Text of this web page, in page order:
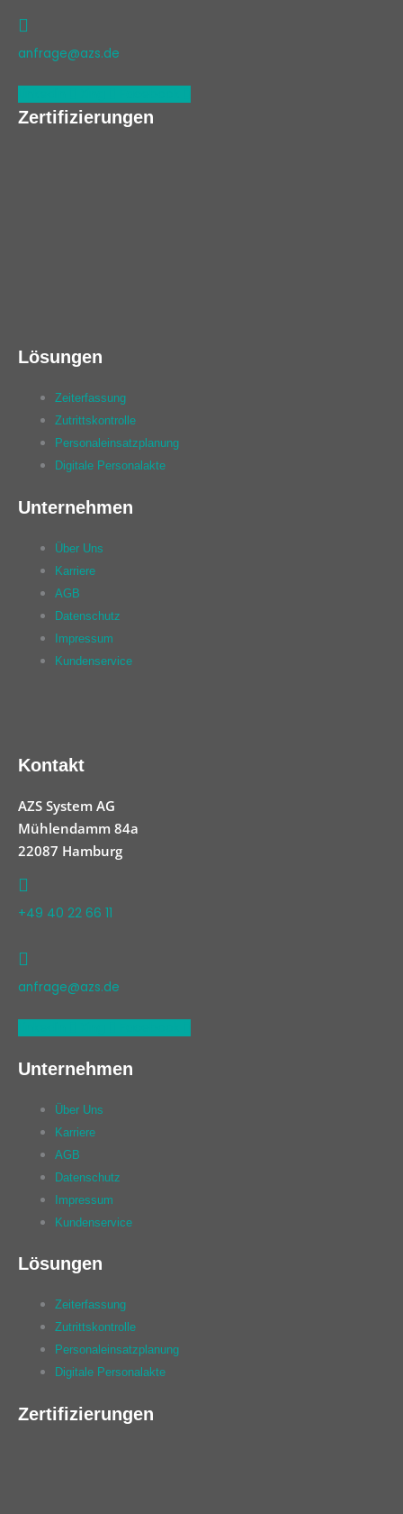
anfrage@azs.de
Zertifizierungen
Lösungen
Zeiterfassung
Zutrittskontrolle
Personaleinsatzplanung
Digitale Personalakte
Unternehmen
Über Uns
Karriere
AGB
Datenschutz
Impressum
Kundenservice
Kontakt
AZS System AG
Mühlendamm 84a
22087 Hamburg
+49 40 22 66 11
anfrage@azs.de
Unternehmen
Über Uns
Karriere
AGB
Datenschutz
Impressum
Kundenservice
Lösungen
Zeiterfassung
Zutrittskontrolle
Personaleinsatzplanung
Digitale Personalakte
Zertifizierungen